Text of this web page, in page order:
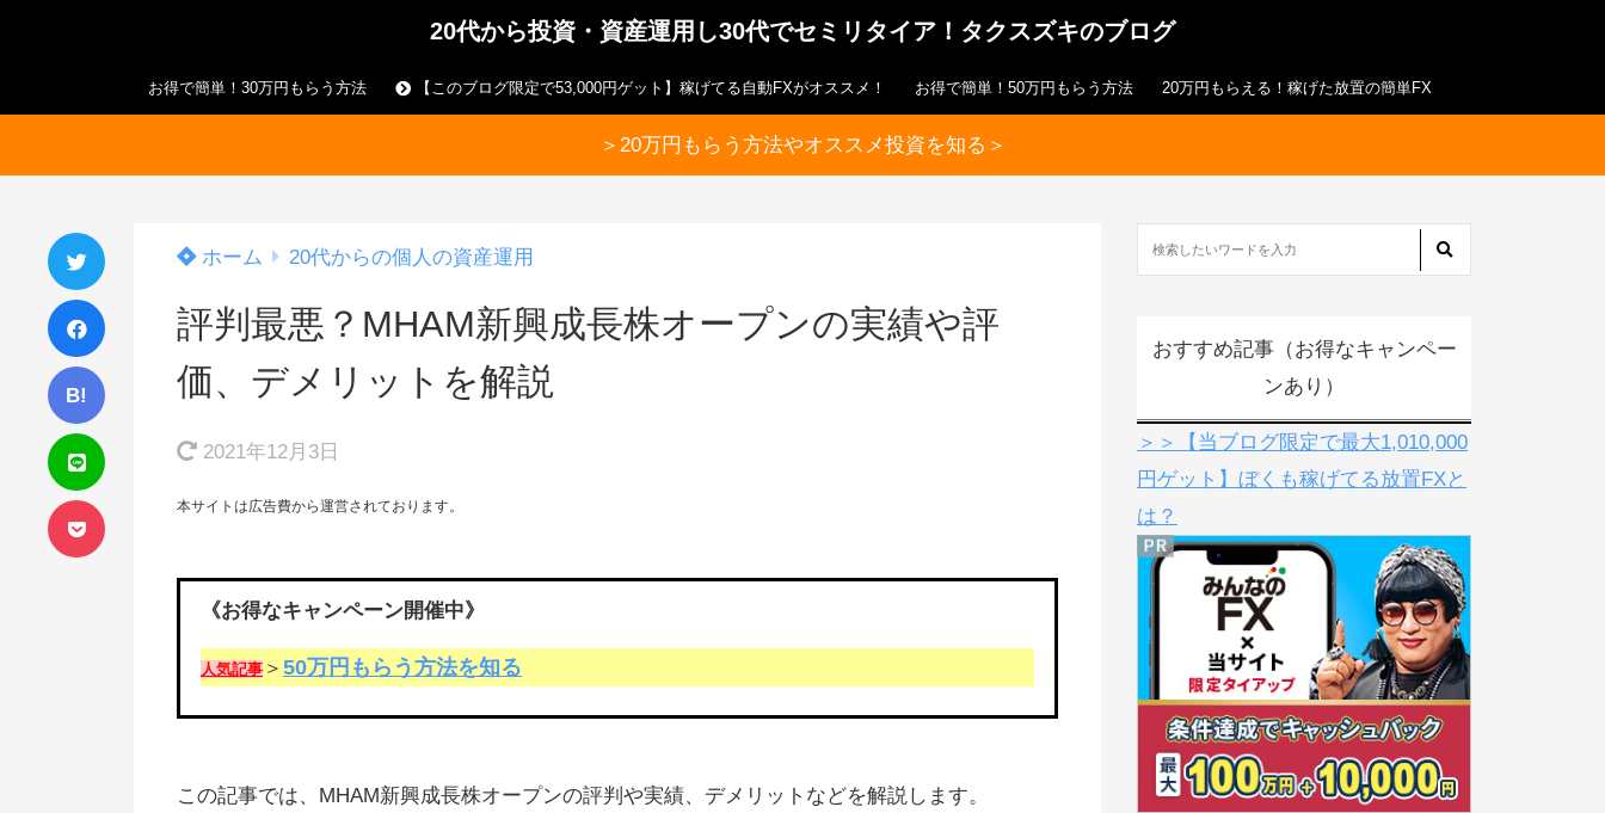
20代から投資・資産運用し30代でセミリタイア！タクスズキのブログ
お得で簡単！30万円もらう方法 【このブログ限定で53,000円ゲット】稼げてる自動FXがオススメ！ お得で簡単！50万円もらう方法 20万円もらえる！稼げた放置の簡単FX
＞20万円もらう方法やオススメ投資を知る＞
B!
ホーム 20代からの個人の資産運用
評判最悪？MHAM新興成長株オープンの実績や評
価、デメリットを解説
2021年12月3日
本サイトは広告費から運営されております。
《お得なキャンペーン開催中》
人気記事 ＞ 50万円もらう方法を知る
この記事では、MHAM新興成長株オープンの評判や実績、デメリットなどを解説します。
おすすめ記事（お得なキャンペー
ンあり）
＞＞【当ブログ限定で最大1,010,000
円ゲット】ぼくも稼げてる放置FXと
は？